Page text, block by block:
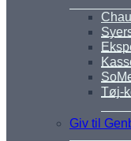
Tøj-
Giv til